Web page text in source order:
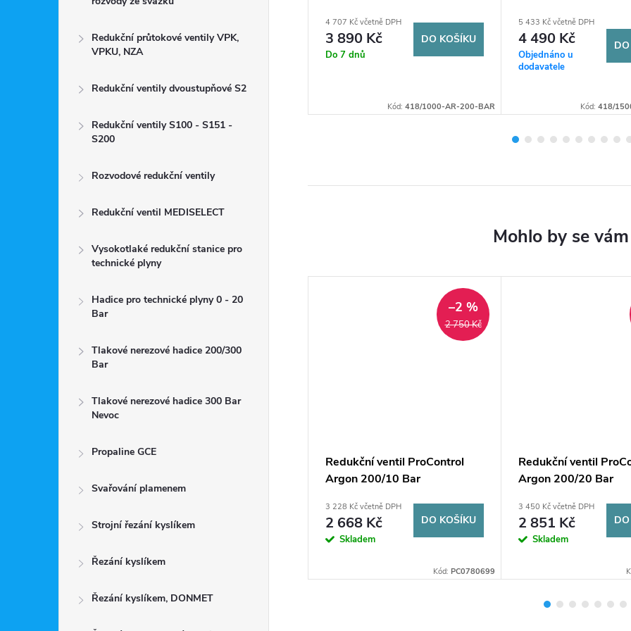
Redukční průtokové ventily VPK,
VPKU, NZA
Redukční ventily dvoustupňové S2
Redukční ventily S100 - S151 -
S200
Rozvodové redukční ventily
Redukční ventil MEDISELECT
Vysokotlaké redukční stanice pro
technické plyny
Hadice pro technické plyny 0 - 20
Bar
Tlakové nerezové hadice 200/300
Bar
Tlakové nerezové hadice 300 Bar
Nevoc
Propaline GCE
Svařování plamenem
Strojní řezání kyslíkem
Řezání kyslíkem
Řezání kyslíkem, DONMET
DO KOŠÍKU 1 680 Kč
Měrná
1 680 Kč / 1 ks
4 707 Kč včetně DPH
3 890 Kč
Do 7 dnů
DO KOŠÍKU
Kód: 418/1000-AR-200-BAR
5 433 Kč včetně DPH
4 490 Kč
Objednáno u
dodavatele
Kód: 418/
DO KOŠÍKU
PC0780998
300/30L s průtokoměrem
4 477 Kč
2 750 Kč
–2 %
Redukční ventil ProControl
Argon 200/10 Bar
3 228 Kč včetně DPH
2 668 Kč
Skladem
DO KOŠÍKU
Kód: PC0780699
Redukční ventil
Argon 200/20 Bar
3 450 Kč včetně DPH
2 851 Kč
Skladem